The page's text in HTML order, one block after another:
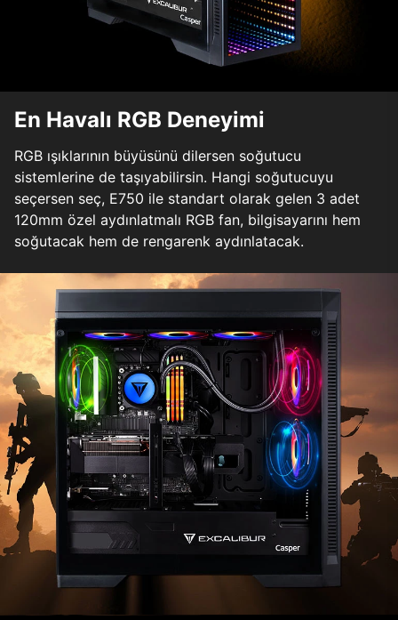
En Havalı RGB Deneyimi
RGB ışıklarının büyüsünü dilersen soğutucu
sistemlerine de taşıyabilirsin. Hangi soğutucuyu
seçersen seç, E750 ile standart olarak gelen 3 adet
120mm özel aydınlatmalı RGB fan, bilgisayarını hem
soğutacak hem de rengarenk aydınlatacak.